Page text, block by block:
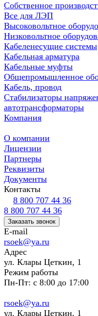
Собственное
Все для ЛЭП
Высоковольтное
Низковольтное
Кабеленесущие системы
Кабельная арматура
Кабельные муфты
Общепромышленное
Кабель, провод
Стабилизаторы
автотрансформаторы
Компания
О компании
Лицензии
Партнеры
Реквизиты
Документы
Контакты
8 800 707 44 36
8 800 707 44 36
Заказать звонок
E-mail
rsoek@ya.ru
Адрес
ул. Клары Цеткин, 1
Режим работы
Пн-Пт: с 8:00 до 17:00
rsoek@ya.ru
ул. Клары Цеткин, 1